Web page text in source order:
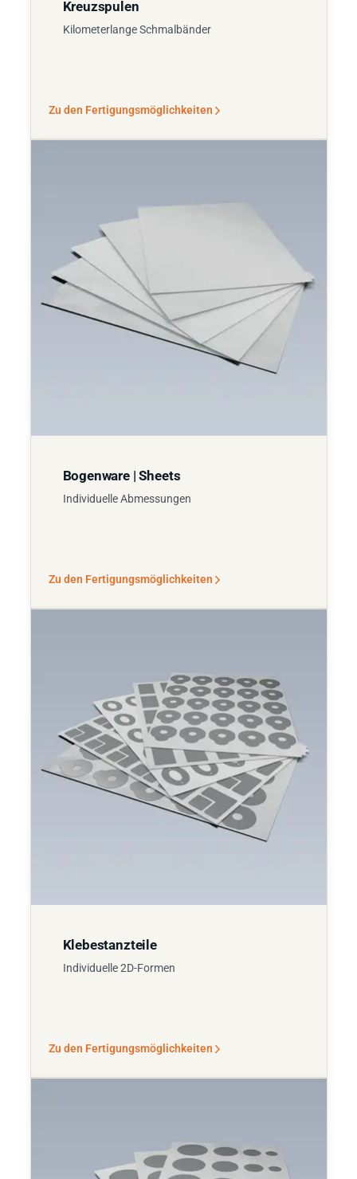
Kreuzspulen
Kilometerlange Schmalbänder
Zu den Fertigungsmöglichkeiten
Bogenware | Sheets
Individuelle Abmessungen
Zu den Fertigungsmöglichkeiten
Klebestanzteile
Individuelle 2D-Formen
Zu den Fertigungsmöglichkeiten